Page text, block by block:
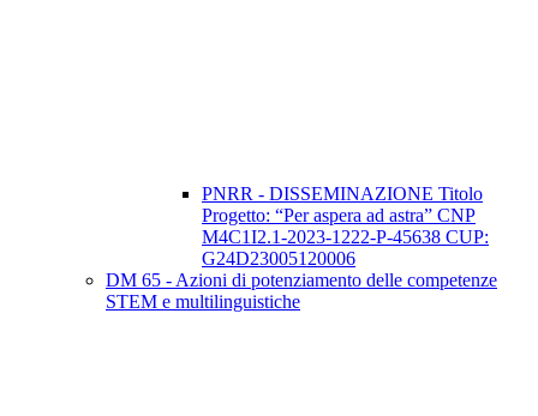
PNRR - DISSEMINAZIONE Titolo
Progetto: “Per aspera ad astra” CNP
M4C1I2.1-2023-1222-P-45638 CUP:
G24D23005120006
DM 65 - Azioni di potenziamento delle competenze
STEM e multilinguistiche